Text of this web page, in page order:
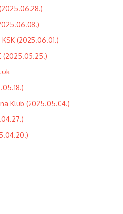
(2025.06.01.)
(2025.05.25.)
Klub (2025.05.04.)